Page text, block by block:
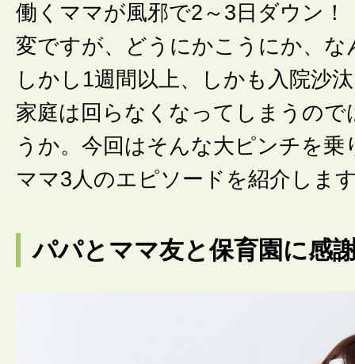
働くママが風邪で2～3日ダウン
変ですが、どうにかこうにか、な
しかし1週間以上、しかも入院沙
家庭は回らなくなってしまうので
うか。今回はそんな大ピンチを乗
ママ3人のエピソードを紹介しま
パパとママ友と保育園に感